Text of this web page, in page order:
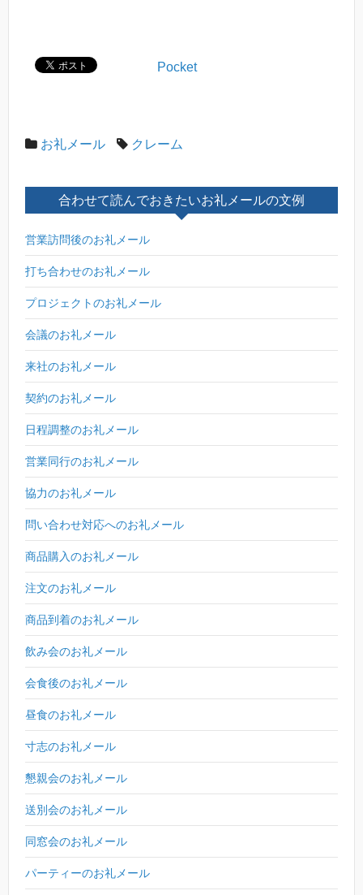
Pocket
お礼メール クレーム
合わせて読んでおきたいお礼メールの文例
営業訪問後のお礼メール
打ち合わせのお礼メール
プロジェクトのお礼メール
会議のお礼メール
来社のお礼メール
契約のお礼メール
日程調整のお礼メール
営業同行のお礼メール
協力のお礼メール
問い合わせ対応へのお礼メール
商品購入のお礼メール
注文のお礼メール
商品到着のお礼メール
飲み会のお礼メール
会食後のお礼メール
昼食のお礼メール
寸志のお礼メール
懇親会のお礼メール
送別会のお礼メール
同窓会のお礼メール
パーティーのお礼メール